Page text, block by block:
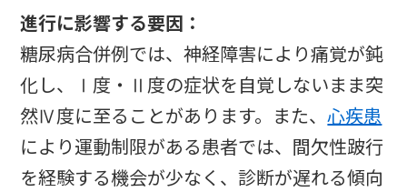
進行に影響する要因：
糖尿病合併例では、神経障害により痛覚が鈍
化し、Ⅰ度・Ⅱ度の症状を自覚しないまま突
然Ⅳ度に至ることがあります。また、心疾患
により運動制限がある患者では、間欠性跛行
を経験する機会が少なく、診断が遅れる傾向